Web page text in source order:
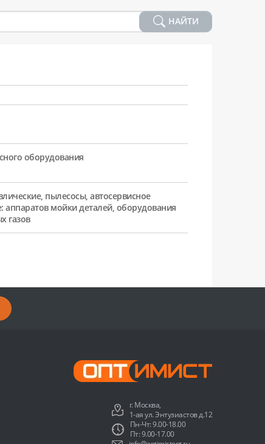
НАЙТИ
оборудования
пылесосы, автосервисное
аппаратов мойки деталей, оборудования
газов
г. Москва,
1-ая ул. Энтузиастов д.12
Пн-Чт: 9.00-18.00
Пт: 9.00-17.00